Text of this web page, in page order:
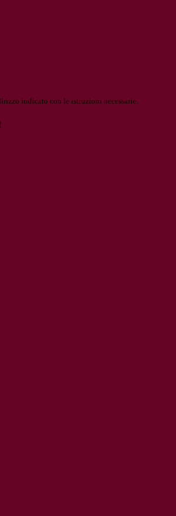
indicato con le istruzioni necessarie.